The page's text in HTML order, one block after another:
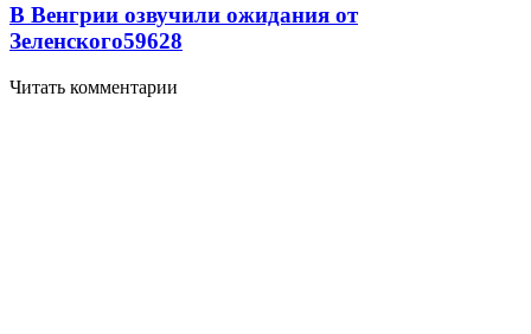
В Венгрии озвучили ожидания от
Зеленского59628
Читать комментарии